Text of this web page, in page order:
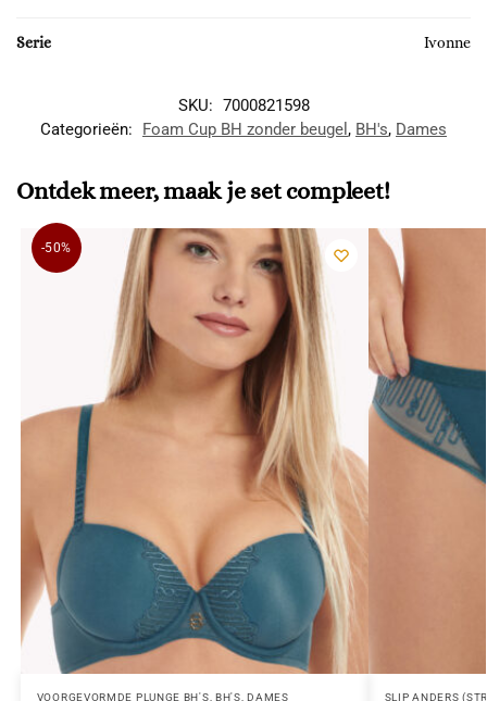
Serie Ivonne
SKU: 7000821598
Categorieën:
Foam Cup BH zonder beugel, BH's, Dames
Ontdek meer, maak je set compleet!
-50%
VOORGEVORMDE PLUNGE BH'S BH'S ,DAMES SLIP ANDERS